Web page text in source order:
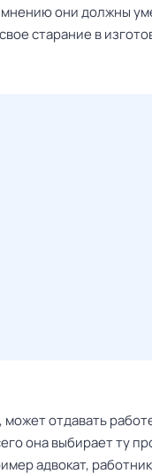
они должны
старание в
отдавать
она выбирает ту
адвокат,